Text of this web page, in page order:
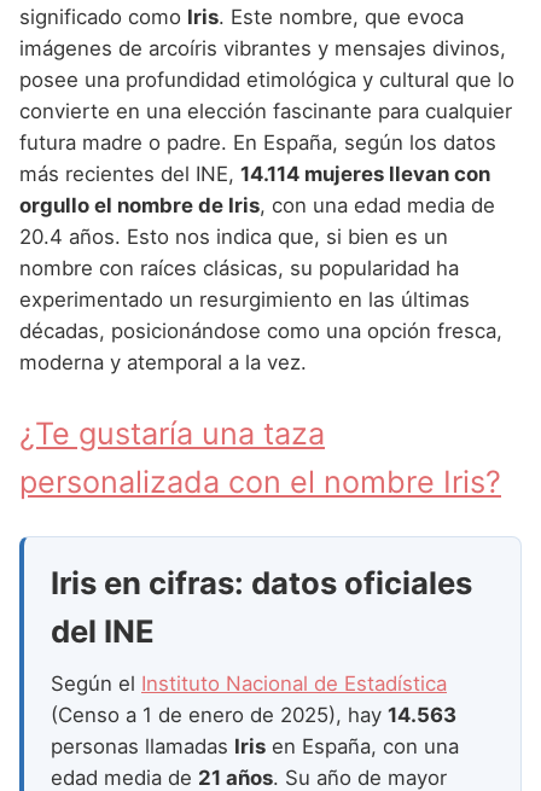
Nombres de Niña que empiezan por E
Nombres de Niña que empiezan por F
Nombres de Niña que empiezan por G
Nombres de Niña que empiezan por H
Nombres de Niña que empiezan por I
Nombres de Niña que empiezan por J
Nombres de Niña que empiezan por K
Nombres de Niña que empiezan por L
Nombres de Niña que empiezan por N
Nombres de Niña que empiezan por O
Nombres de Niña que empiezan por Q
Nombres de Niña que empiezan por R
Nombres de Niña que empiezan por S
Nombres de Niña que empiezan por T
Nombres de Niña que empiezan por U
Nombres de Niña Griegos
Nombres de Niña Mitológicos
Nombres de Niña Romanos
Nombres de Niña Vikingos
Nombres de Niña Chinos
Nombres de Niña Franceses
Nombres de Niña Hispanoamericanos
Nombres de Niña Ingleses
Nombres de Niña Italianos
Nombres de Niña Japoneses
Nombres de Niña Judios
Nombres de Niña Marroquies
Nombres de Niña Rumanos
Nombres de Niña Rusos
Nombres de Niña Suecos
Nombres de Niña Aragoneses
Nombres de Niña Asturianos
Nombres de Niña Baleares
Nombres de Niña Canarios
Nombres de Niña Cantabros
Nombres de Niña Castellanos
Nombres de Niña Catalanes
Nombres de Niña Extremeños
Nombres de Niña Madrileños
Nombres de Niña Murcianos
Nombres de Niña Riojanos
Nombres de Niña Valencianos
Nombres de Niña Vascos
significado como Iris. Este nombre, que evoca
imágenes de arcoíris vibrantes y mensajes divinos,
posee una profundidad etimológica y cultural que lo
convierte en una elección fascinante para cualquier
futura madre o padre. En España, según los datos
más recientes del INE, 14.114 mujeres llevan con
orgullo el nombre de Iris, con una edad media de
20.4 años. Esto nos indica que, si bien es un
nombre con raíces clásicas, su popularidad ha
experimentado un resurgimiento en las últimas
décadas, posicionándose como una opción fresca,
moderna y atemporal a la vez.
¿Te gustaría una taza
personalizada con el nombre Iris?
Iris en cifras: datos oficiales
del INE
Según el Instituto Nacional de Estadística
(Censo a 1 de enero de 2025), hay 14.563
personas llamadas Iris en España, con una
edad media de 21 años. Su año de mayor